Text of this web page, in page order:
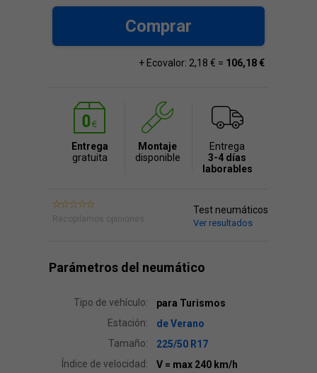
Comprar
+ Ecovalor: 2,18 € = 106,18 €
Entrega
gratuita
Montaje
disponible
Entrega
3-4 días
laborables
Recopilamos opiniones.
Test neumáticos
Ver resultados
Parámetros del neumático
Tipo de vehículo:
para Turismos
Estación:
de Verano
Tamaño:
225/50 R17
Índice de velocidad:
V = max 240 km/h